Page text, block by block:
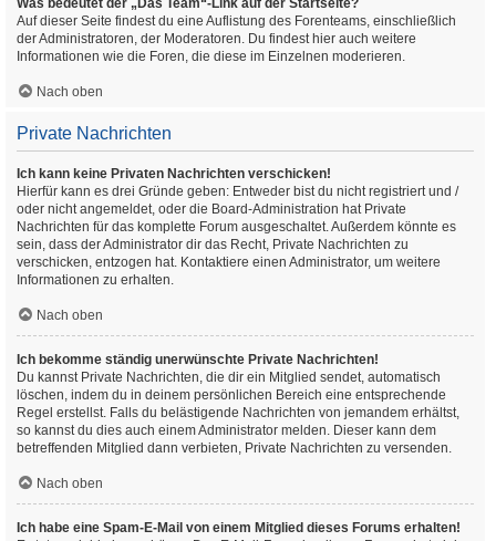
Was bedeutet der „Das Team“-Link auf der Startseite?
Auf dieser Seite findest du eine Auflistung des Forenteams, einschließlich
der Administratoren, der Moderatoren. Du findest hier auch weitere
Informationen wie die Foren, die diese im Einzelnen moderieren.
Nach oben
Private Nachrichten
Ich kann keine Privaten Nachrichten verschicken!
Hierfür kann es drei Gründe geben: Entweder bist du nicht registriert und /
oder nicht angemeldet, oder die Board-Administration hat Private
Nachrichten für das komplette Forum ausgeschaltet. Außerdem könnte es
sein, dass der Administrator dir das Recht, Private Nachrichten zu
verschicken, entzogen hat. Kontaktiere einen Administrator, um weitere
Informationen zu erhalten.
Nach oben
Ich bekomme ständig unerwünschte Private Nachrichten!
Du kannst Private Nachrichten, die dir ein Mitglied sendet, automatisch
löschen, indem du in deinem persönlichen Bereich eine entsprechende
Regel erstellst. Falls du belästigende Nachrichten von jemandem erhältst,
so kannst du dies auch einem Administrator melden. Dieser kann dem
betreffenden Mitglied dann verbieten, Private Nachrichten zu versenden.
Nach oben
Ich habe eine Spam-E-Mail von einem Mitglied dieses Forums erhalten!